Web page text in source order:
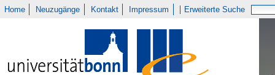
Home Neuzugänge Kontakt Impressum Erweiterte Suche